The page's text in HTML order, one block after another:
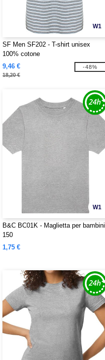
W1
SF Men SF202 - T-shirt unisex
100% cotone
9,46 €
18,20 €
-48%
W1
B&C BC01K - Maglietta per bambini
150
1,75 €